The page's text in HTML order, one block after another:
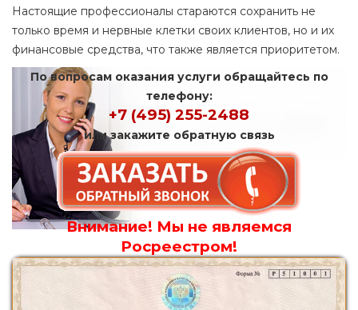
Настоящие профессионалы стараются сохранить не
только время и нервные клетки своих клиентов, но и их
финансовые средства, что также является приоритетом.
По вопросам оказания услуги обращайтесь по
телефону:
+7 (495) 255-2488
или закажите обратную связь
Внимание! Мы не являемся
Росреестром!